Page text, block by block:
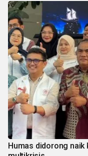
Humas didorong naik